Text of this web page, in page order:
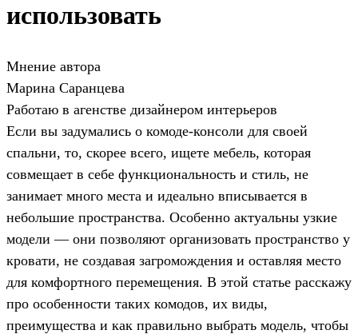
использовать
Мнение автора
Марина Саранцева
Работаю в агенстве дизайнером интерьеров
Если вы задумались о комоде-консоли для своей
спальни, то, скорее всего, ищете мебель, которая
совмещает в себе функциональность и стиль, не
занимает много места и идеально вписывается в
небольшие пространства. Особенно актуальны узкие
модели — они позволяют организовать пространство у
кровати, не создавая загромождения и оставляя место
для комфортного перемещения. В этой статье расскажу
про особенности таких комодов, их виды,
преимущества и как правильно выбрать модель, чтобы